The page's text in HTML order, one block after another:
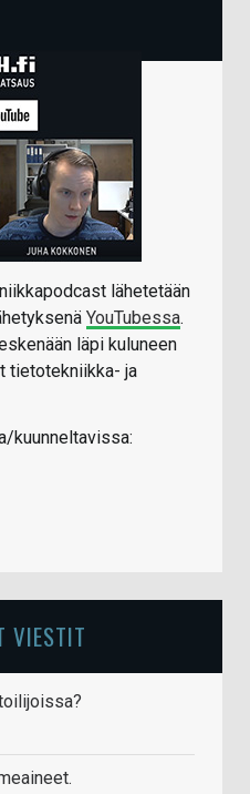
lähetetään
YouTubessa.
läpi kuluneen
tietotekniikka- ja
kuunneltavissa:
VIESTIT